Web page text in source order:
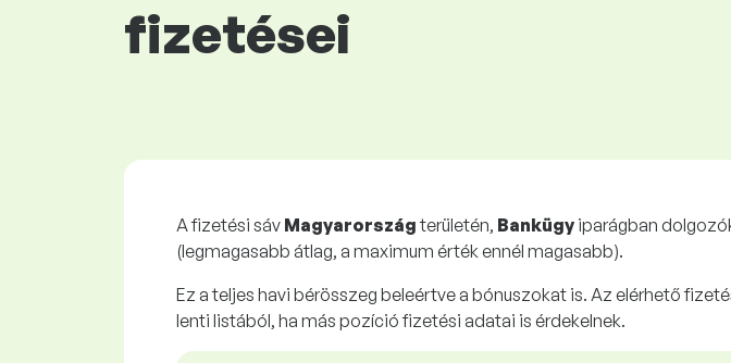
fizetései
A fizetési sáv Magyarországterületén, Bankügy iparágban
(legmagasabb átlag, a maximum érték ennél magasabb).
Ez a teljes havi bérösszeg beleértve a bónuszokat is. Az elérhető
lenti listából, ha más pozíció fizetési adatai is érdekelnek.